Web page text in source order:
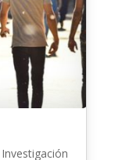
Investigación